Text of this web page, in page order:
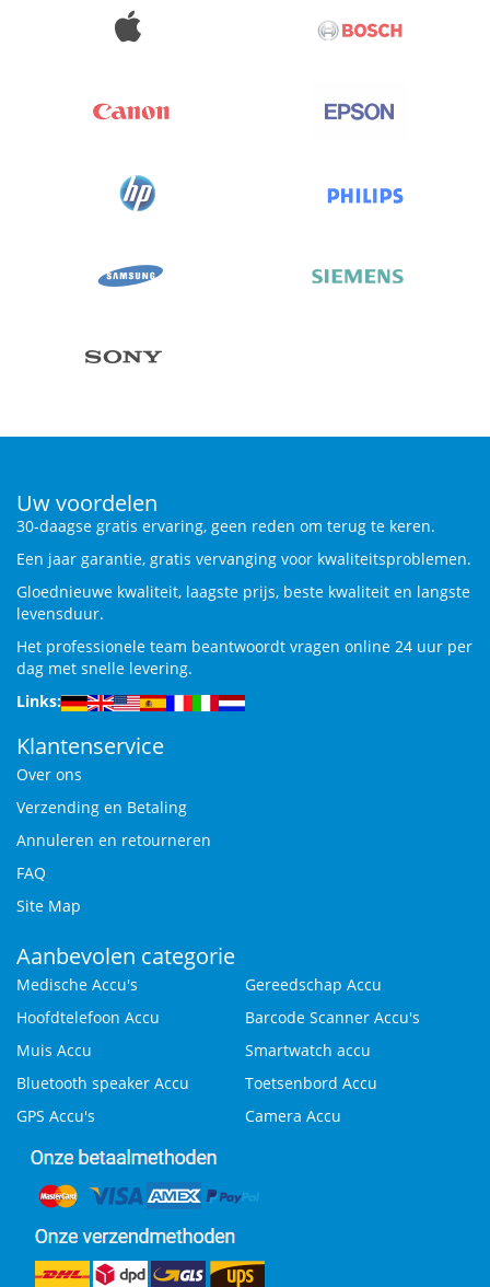
Uw voordelen
30-daagse gratis ervaring, geen reden om terug te keren.
Een jaar garantie, gratis vervanging voor kwaliteitsproblemen.
Gloednieuwe kwaliteit, laagste prijs, beste kwaliteit en langste
levensduur.
Het professionele team beantwoordt vragen online 24 uur per
dag met snelle levering.
Links:
Klantenservice
Over ons
Verzending en Betaling
Annuleren en retourneren
FAQ
Site Map
Aanbevolen categorie
Medische Accu's
Gereedschap Accu
Hoofdtelefoon Accu
Barcode Scanner Accu's
Muis Accu
Smartwatch accu
Bluetooth speaker Accu
Toetsenbord Accu
GPS Accu's
Camera Accu